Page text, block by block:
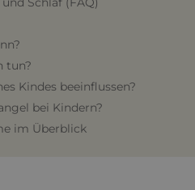
tun?
Kindes beeinflussen?
bei Kindern?
im Überblick